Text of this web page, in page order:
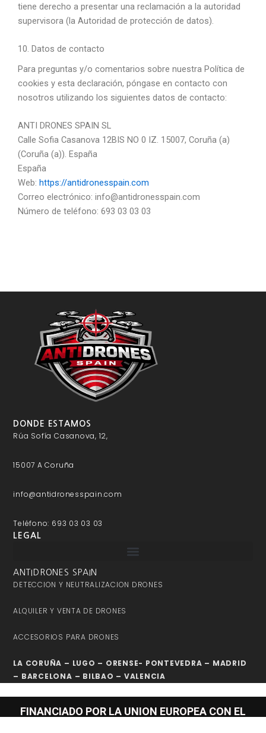
tiene derecho a presentar una reclamación a la autoridad
supervisora (la Autoridad de protección de datos).
10. Datos de contacto
Para preguntas y/o comentarios sobre nuestra Política de
cookies y esta declaración, póngase en contacto con
nosotros utilizando los siguientes datos de contacto:
ANTI DRONES SPAIN SL
Calle Sofia Casanova 12BIS NO 0 IZ. 15007, Coruña (a)
(Coruña (a)). España
España
Web: https://antidronesspain.com
Correo electrónico: info@antidronesspain.com
Número de teléfono: 693 03 03 03
DONDE ESTAMOS
Rúa Sofía Casanova, 12,
15007 A Coruña
info@antidronesspain.com
Teléfono: 693 03 03 03
LEGAL
ANTIDRONES SPAIN
DETECCION Y NEUTRALIZACION DRONES
ALQUILER Y VENTA DE DRONES
ACCESORIOS PARA DRONES
LA CORUÑA – LUGO – ORENSE- PONTEVEDRA – MADRID
– BARCELONA – BILBAO – VALENCIA
FINANCIADO POR LA UNION EUROPEA CON EL